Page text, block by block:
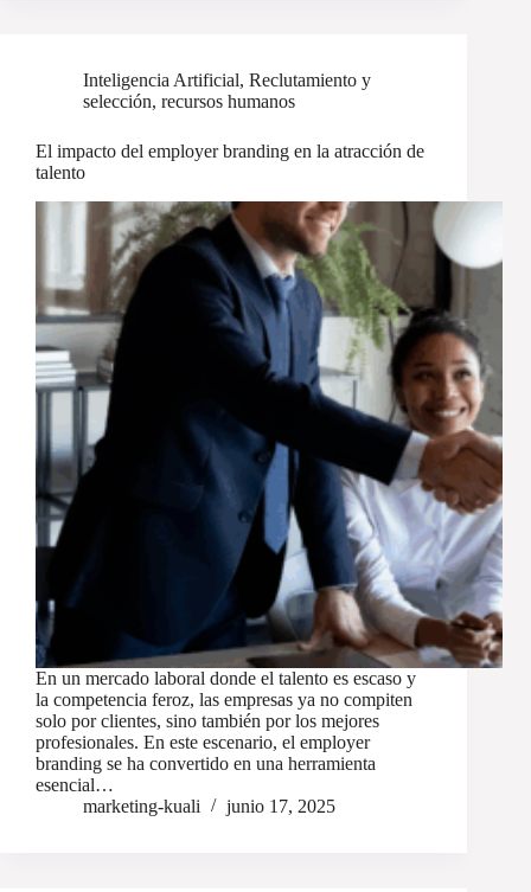
Inteligencia Artificial, Reclutamiento y
selección, recursos humanos
El impacto del employer branding en la atracción de
talento
En un mercado laboral donde el talento es escaso y
la competencia feroz, las empresas ya no compiten
solo por clientes, sino también por los mejores
profesionales. En este escenario, el employer
branding se ha convertido en una herramienta
esencial…
marketing-kuali
junio 17, 2025